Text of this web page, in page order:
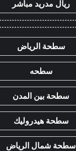
ريال مدريد مباشر
سطحة الرياض
سطحه
سطحة بين المدن
سطحة هيدروليك
سطحة شمال الرياض